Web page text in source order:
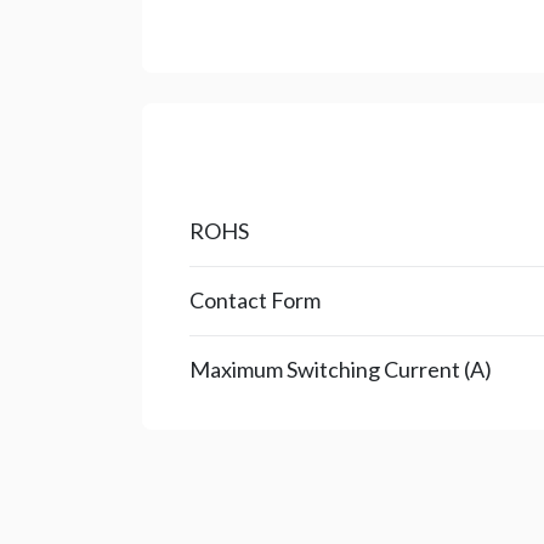
ROHS
Contact Form
Maximum Switching Current (A)